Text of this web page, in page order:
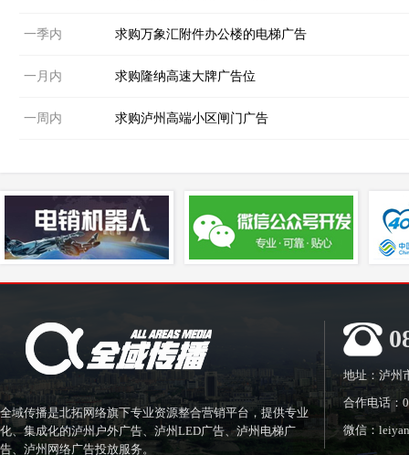
一季内 求购万象汇附件办公楼的电梯广告
一月内 求购隆纳高速大牌广告位
一周内 求购泸州高端小区闸门广告
全域传播是北拓网络旗下专业资源整合营销平台，提供专业
化、集成化的泸州户外广告、泸州LED广告、泸州电梯广
告、泸州网络广告投放服务。
地址：泸州
合作电话：
微信：